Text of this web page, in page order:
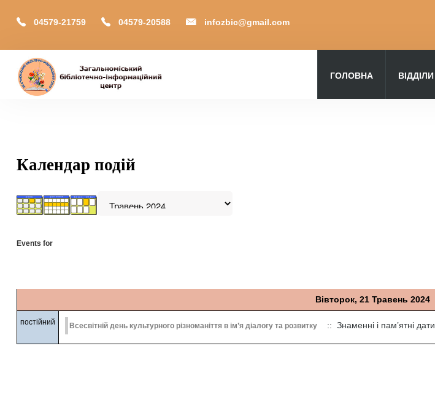
Головна
Читачам
М-Архів
Е-Каталог
04579-21759 04579-20588 infozbic@gmail.com
Пошук
ГОЛОВНА ВІДДІЛИ
Календар подій
Events for
Вівторок, 21 Травень 2024
постійний Всесвітній день культурного різноманіття в ім’я діалогу та розвитку :: Знаменні і пам’ятні дати